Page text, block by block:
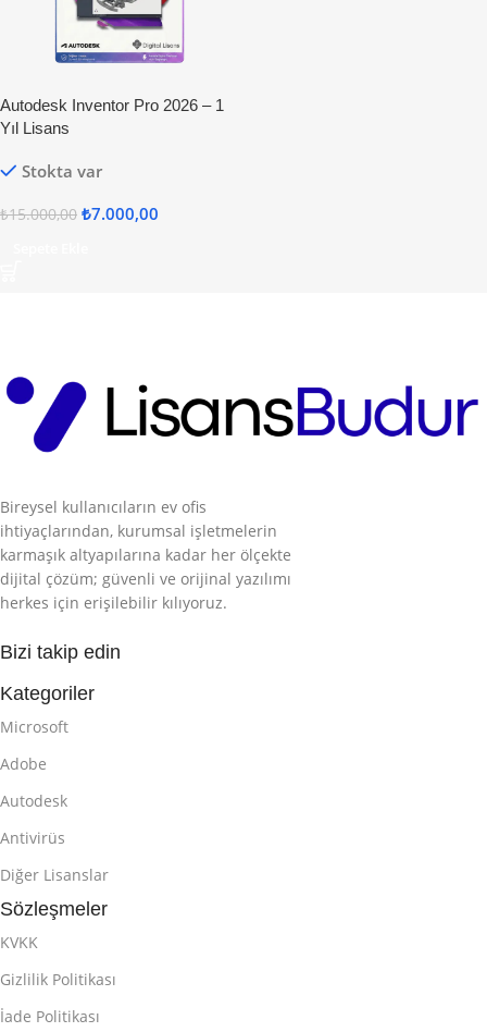
Autodesk Inventor Pro 2026 – 1
Yıl Lisans
Stokta var
₺15.000,00 ₺7.000,00
Bireysel kullanıcıların ev ofis
ihtiyaçlarından, kurumsal işletmelerin
karmaşık altyapılarına kadar her ölçekte
dijital çözüm; güvenli ve orijinal yazılımı
herkes için erişilebilir kılıyoruz.
Bizi takip edin
Kategoriler
Microsoft
Adobe
Autodesk
Antivirüs
Diğer Lisanslar
Sözleşmeler
KVKK
Gizlilik Politikası
İade Politikası